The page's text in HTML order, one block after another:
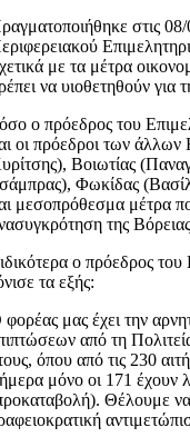
στις
με τα μέτρα
να υιοθετηθούν για
ο πρόεδρος του
οι πρόεδροι των
Βοιωτίας
Φωκίδας
μεσοπρόθεσμα μέτρα
της
ο πρόεδρος
τα εξής:
μας έχει την
από τη
όπου από τις 230
μόνο οι 171 έχουν
Θέλουμε να